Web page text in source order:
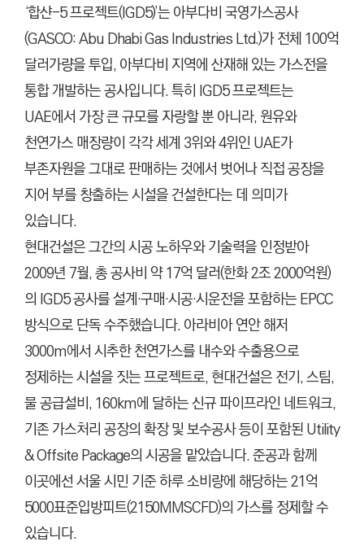
S
T
R
U
C
T
I
O
N
‘합샨-5 프로젝트(IGD5)’는 아부다비 국영가스공사
(GASCO: Abu Dhabi Gas Industries Ltd.)가 전체 100억
달러가량을 투입, 아부다비 지역에 산재해 있는 가스전을
통합 개발하는 공사입니다. 특히 IGD5프로젝트는
UAE에서 가장 큰 규모를 자랑할 뿐 아니라, 원유와
천연가스 매장량이 각각 세계 3위와 4위인 UAE가
부존자원을 그대로 판매하는 것에서 벗어나 직접 공장을
지어 부를 창출하는 시설을 건설한다는 데 의미가
있습니다.
현대건설은 그간의 시공 노하우와 기술력을 인정받아
2009년 7월, 총 공사비 약 17억 달러(한화 2조 2000억원)
의 IGD5 공사를 설계·구매·시공·시운전을 포함하는 EPCC
방식으로 단독 수주했습니다. 아라비아 연안 해저
3000m에서 시추한 천연가스를 내수와 수출용으로
정제하는 시설을 짓는 프로젝트로, 현대건설은 전기, 스팀,
물 공급설비, 160km에 달하는 신규 파이프라인 네트워크,
기존 가스처리 공장의 확장 및 보수공사 등이 포함된 Utility
& Offsite Package의 시공을 맡았습니다. 준공과 함께
이곳에선 서울 시민 기준 하루 소비량에 해당하는 21억
5000표준입방피트(2150MMSCFD)의 가스를 정제할 수
있습니다.